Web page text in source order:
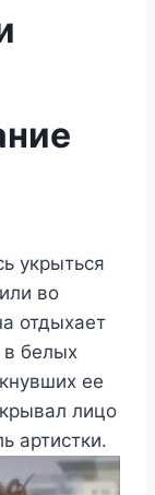
укрыться
во
отдыхает
белых
ее
лицо
артистки.